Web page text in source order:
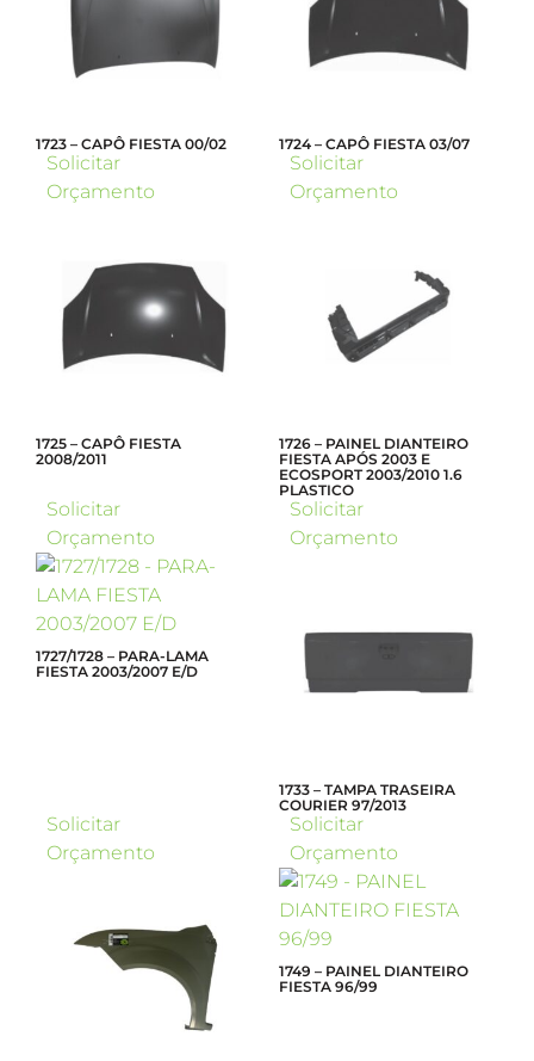
1723 – CAPÔ FIESTA 00/02
Solicitar
Orçamento
1724 – CAPÔ FIESTA 03/07
Solicitar
Orçamento
1725 – CAPÔ FIESTA
2008/2011
Solicitar
Orçamento
1726 – PAINEL DIANTEIRO
FIESTA APÓS 2003 E
ECOSPORT 2003/2010 1.6
PLASTICO
Solicitar
Orçamento
1727/1728 – PARA-LAMA
FIESTA 2003/2007 E/D
Solicitar
Orçamento
1733 – TAMPA TRASEIRA
COURIER 97/2013
Solicitar
Orçamento
1749 – PAINEL DIANTEIRO
FIESTA 96/99